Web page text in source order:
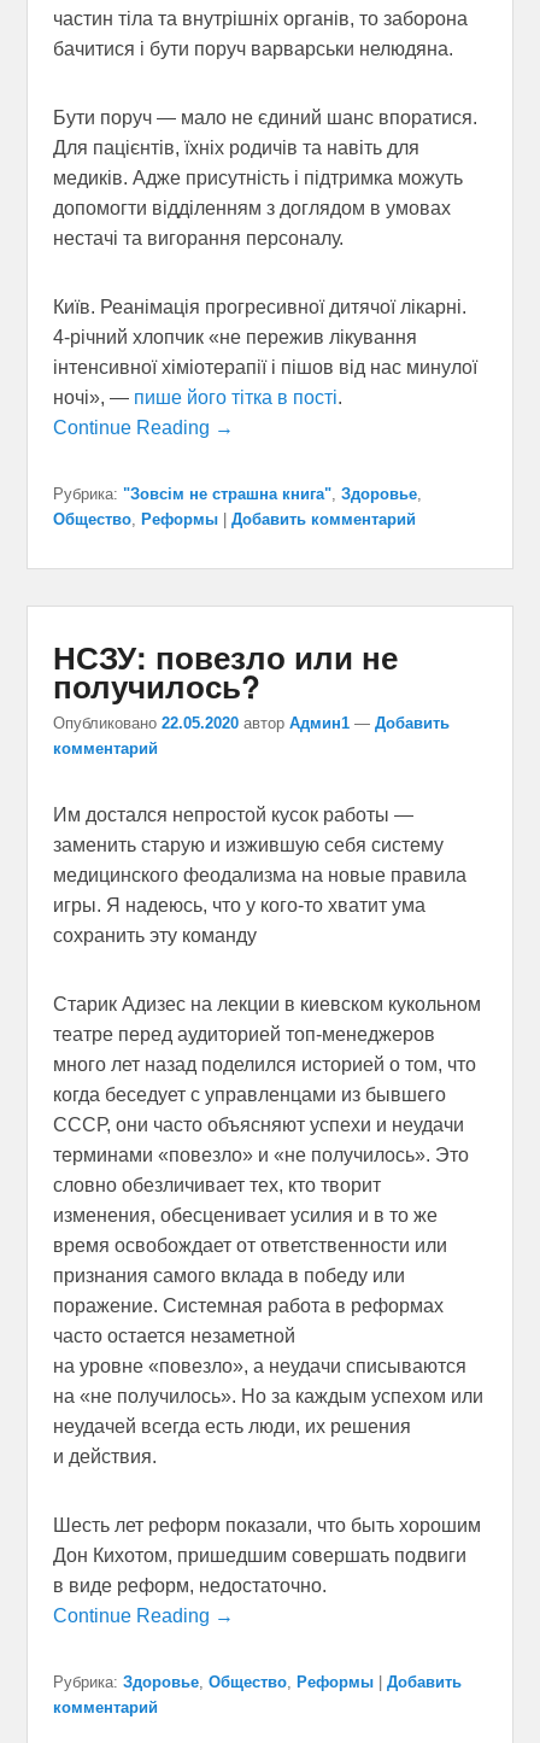
частин тіла та внутрішніх органів, то заборона
бачитися і бути поруч варварськи нелюдяна.
Бути поруч — мало не єдиний шанс впоратися.
Для пацієнтів, їхніх родичів та навіть для
медиків. Адже присутність і підтримка можуть
допомогти відділенням з доглядом в умовах
нестачі та вигорання персоналу.
Київ. Реанімація прогресивної дитячої лікарні.
4-річний хлопчик «не пережив лікування
інтенсивної хіміотерапії і пішов від нас минулої
ночі», — пише його тітка в пості.
Continue Reading →
Рубрика: "Зовсім не страшна книга", Здоровье,
Общество, Реформы | Добавить комментарий
НСЗУ: повезло или не
получилось?
Опубликовано 22.05.2020 автор Админ1 — Добавить
комментарий
Им достался непростой кусок работы —
заменить старую и изжившую себя систему
медицинского феодализма на новые правила
игры. Я надеюсь, что у кого-то хватит ума
сохранить эту команду
Старик Адизес на лекции в киевском кукольном
театре перед аудиторией топ-менеджеров
много лет назад поделился историей о том, что
когда беседует с управленцами из бывшего
СССР, они часто объясняют успехи и неудачи
терминами «повезло» и «не получилось». Это
словно обезличивает тех, кто творит
изменения, обесценивает усилия и в то же
время освобождает от ответственности или
признания самого вклада в победу или
поражение. Системная работа в реформах
часто остается незаметной
на уровне «повезло», а неудачи списываются
на «не получилось». Но за каждым успехом или
неудачей всегда есть люди, их решения
и действия.
Шесть лет реформ показали, что быть хорошим
Дон Кихотом, пришедшим совершать подвиги
в виде реформ, недостаточно.
Continue Reading →
Рубрика: Здоровье, Общество, Реформы | Добавить
комментарий